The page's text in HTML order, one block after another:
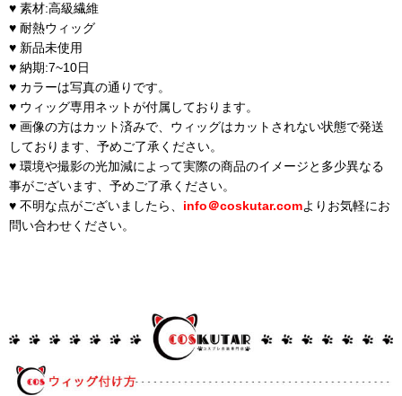
♥ 素材:高級繊維
♥ 耐熱ウィッグ
♥ 新品未使用
♥ 納期:7~10日
♥ カラーは写真の通りです。
♥ ウィッグ専用ネットが付属しております。
♥ 画像の方はカット済みで、ウィッグはカットされない状態で発送
しております、予めご了承ください。
♥ 環境や撮影の光加減によって実際の商品のイメージと多少異なる
事がございます、予めご了承ください。
♥ 不明な点がございましたら、 info＠coskutar.comよりお気軽にお
問い合わせください。